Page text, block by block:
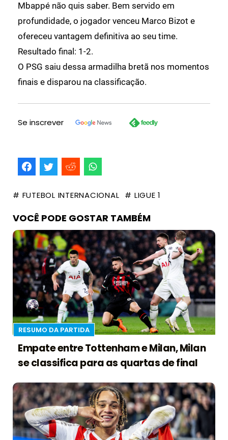
Mbappé não quis saber. Bem servido em
profundidade, o jogador venceu Marco Bizot e
ofereceu vantagem definitiva ao seu time.
Resultado final: 1-2.
O PSG saiu dessa armadilha bretã nos momentos
finais e disparou na classificação.
Se inscrever
# FUTEBOL INTERNACIONAL # LIGUE 1
VOCÊ PODE GOSTAR TAMBÉM
RESUMO DA PARTIDA
Empate entre Tottenham e Milan, Milan
se classifica para as quartas de final